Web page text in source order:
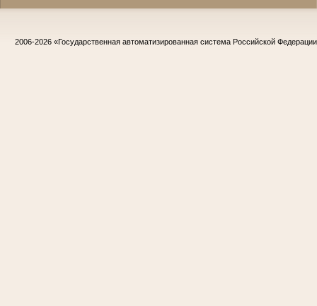
2006-2026 «Государственная автоматизированная система Российской